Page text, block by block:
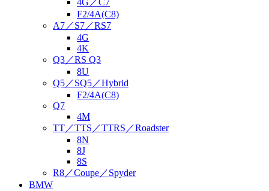
4G／C7
F2/4A(C8)
A7／S7／RS7
4G
4K
Q3／RS Q3
8U
Q5／SQ5／Hybrid
F2/4A(C8)
Q7
4M
TT／TTS／TTRS／Roadster
8N
8J
8S
R8／Coupe／Spyder
BMW